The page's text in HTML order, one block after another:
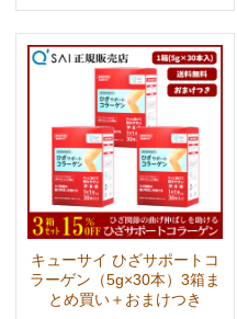
キューサイ ひざサポートコ
ラーゲン（5g×30本）3箱ま
とめ買い＋おまけつき